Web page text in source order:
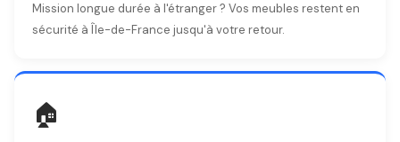
Mission longue durée à l'étranger ? Vos meubles restent en
sécurité à Île-de-France jusqu'à votre retour.
🏠